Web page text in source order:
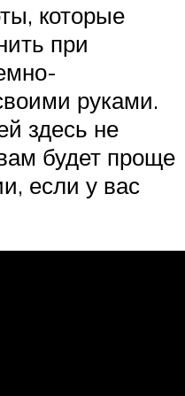
которые
при
руками.
здесь не
будет проще
если у вас